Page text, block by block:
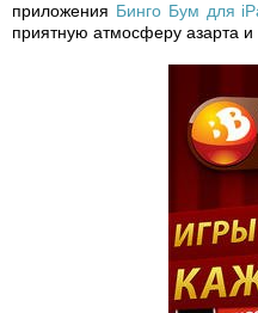
приложения Бинго Бум для
приятную атмосферу азарта